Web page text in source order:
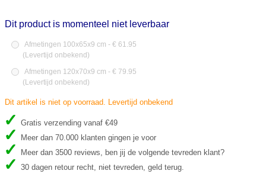
Dit product is momenteel niet leverbaar
Afmetingen 100x65x9 cm - € 61.95
(Levertijd onbekend)
Afmetingen 120x70x9 cm - € 79.95
(Levertijd onbekend)
Dit artikel is niet op voorraad. Levertijd onbekend
Gratis verzending vanaf €49
Meer dan 70.000 klanten gingen je voor
Meer dan 3500 reviews, ben jij de volgende tevreden klant?
30 dagen retour recht, niet tevreden, geld terug.